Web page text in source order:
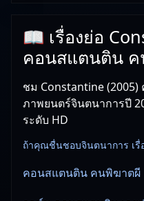
📖 เรื่องย่อ
คอนสแตนติน
ชม Constantine
ภาพยนตร์จินตนาการปี
ระดับ HD
ถ้าคุณชื่นชอบจินตนาการ เรื่
คอนสแตนติน คนพิฆาตผี